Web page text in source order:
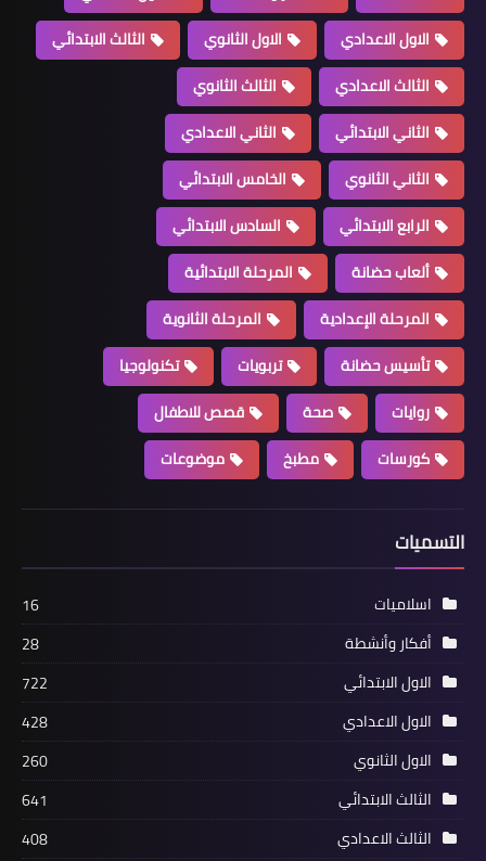
الاول الاعدادي
الاول الثانوي
الثالث الابتدائي
الثالث الاعدادي
الثالث الثانوي
الثاني الابتدائي
الثاني الاعدادي
الثاني الثانوي
الخامس الابتدائي
الرابع الابتدائي
السادس الابتدائي
ألعاب حضانة
المرحلة الابتدائية
المرحلة الإعدادية
المرحلة الثانوية
تأسيس حضانة
تربويات
تكنولوجيا
روايات
صحة
قصص للاطفال
كورسات
مطبخ موضوعات
التسميات
اسلاميات
16
أفكار وأنشطة
28
الاول الابتدائي
722
الاول الاعدادي
428
الاول الثانوي
260
الثالث الابتدائي
641
الثالث الاعدادي
408